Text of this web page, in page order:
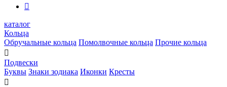

каталог
Кольца
Обручальные кольца Помолвочные кольца Прочие кольца

Подвески
Буквы Знаки зодиака Иконки Кресты
